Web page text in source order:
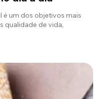
é um dos objetivos mais
qualidade de vida,